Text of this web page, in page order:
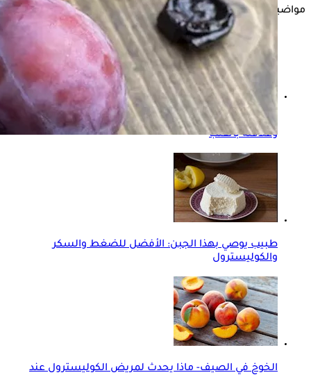
مواضيع ذات صلة
الجاثوم أو شلل النوم- طبيب يوضح كل ما تريد معرفته عنه
وعلاقته بالقلب
طبيب يوصي بهذا الجبن: الأفضل للضغط والسكر
والكوليسترول
الخوخ في الصيف- ماذا يحدث لمريض الكوليسترول عند